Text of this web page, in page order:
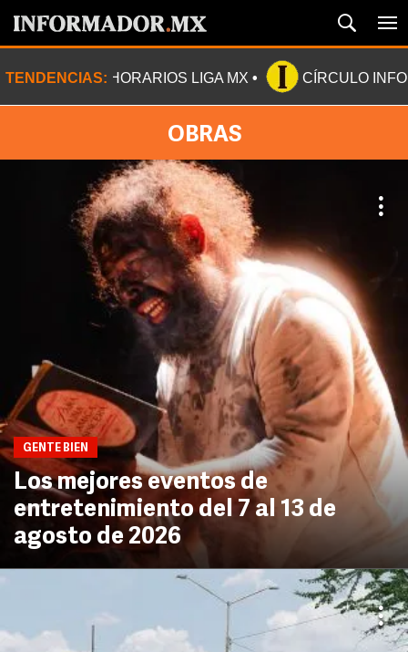
TENDENCIAS: HORARIOS LIGA MX CÍRCULO
OBRAS
GENTE BIEN
Los mejores eventos de
entretenimiento del 7 al 13 de
agosto de 2026